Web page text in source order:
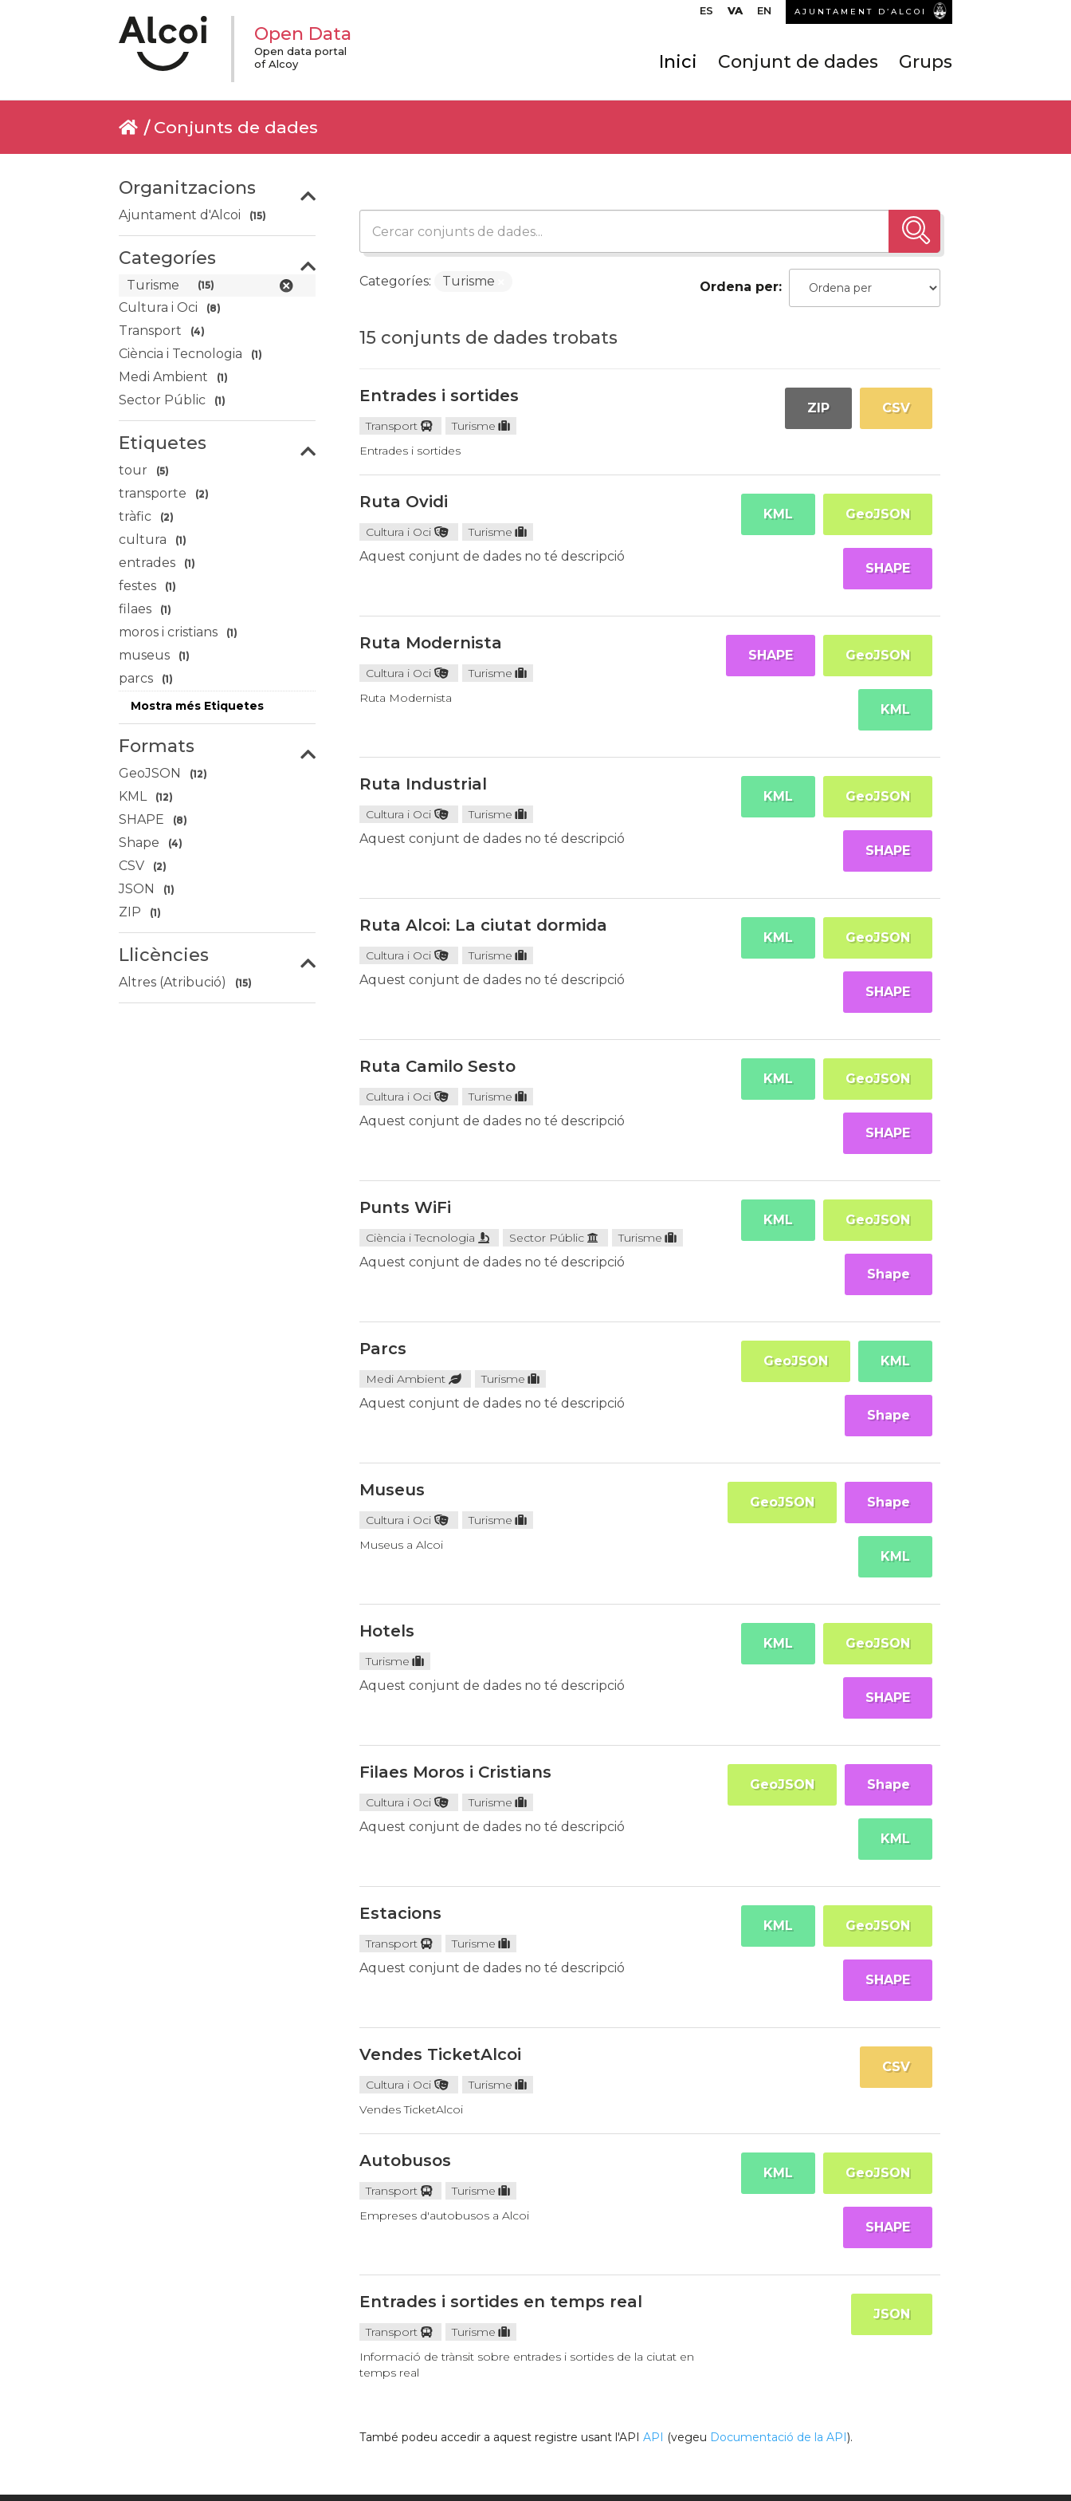
ES VA EN AJUNTAMENT D’ALCOI
Open Data
Open data portal
of Alcoy
Inici Conjunt de dades Grups
Conjunts de dades
Organitzacions
Ajuntament d'Alcoi (15)
Categoríes
Turisme (15)
Cultura i Oci (8)
Transport (4)
Ciència i Tecnologia (1)
Medi Ambient (1)
Sector Públic (1)
Etiquetes
tour (5)
transporte (2)
tràfic (2)
cultura (1)
entrades (1)
festes (1)
filaes (1)
moros i cristians (1)
museus (1)
parcs (1)
Mostra més Etiquetes
Formats
GeoJSON (12)
KML (12)
SHAPE (8)
Shape (4)
CSV (2)
JSON (1)
ZIP (1)
Llicències
Altres (Atribució) (15)
Ordena per
15 conjunts de dades trobats
Categoríes: Turisme
Entrades i sortides
Transport
Turisme
Entrades i sortides
CSV
ZIP
Ruta Ovidi
Cultura i Oci Turisme
Aquest conjunt de dades no té descripció
GeoJSON
KML
SHAPE
Ruta Modernista
Cultura i Oci
Turisme
Ruta Modernista
GeoJSON
SHAPE
KML
Ruta Industrial
Cultura i Oci Turisme
Aquest conjunt de dades no té descripció
GeoJSON
KML
SHAPE
Ruta Alcoi: La ciutat dormida
Cultura i Oci Turisme
Aquest conjunt de dades no té descripció
GeoJSON
KML
SHAPE
Ruta Camilo Sesto
Cultura i Oci Turisme
Aquest conjunt de dades no té descripció
GeoJSON
KML
SHAPE
Punts WiFi
Ciència i Tecnologia Sector Públic Turisme
Aquest conjunt de dades no té descripció
GeoJSON
KML
Shape
Parcs
Medi Ambient Turisme
Aquest conjunt de dades no té descripció
KML
GeoJSON
Shape
Museus
Cultura i Oci
Turisme
Museus a Alcoi
Shape
GeoJSON
KML
Hotels
Turisme
Aquest conjunt de dades no té descripció
GeoJSON
KML
SHAPE
Filaes Moros i Cristians
Cultura i Oci Turisme
Aquest conjunt de dades no té descripció
Shape
GeoJSON
KML
Estacions
Transport Turisme
Aquest conjunt de dades no té descripció
GeoJSON
KML
SHAPE
Vendes TicketAlcoi
Cultura i Oci
Turisme
Vendes TicketAlcoi
CSV
Autobusos
Transport
Turisme
Empreses d'autobusos a Alcoi
GeoJSON
KML
SHAPE
Entrades i sortides en temps real
Transport
Turisme
Informació de trànsit sobre entrades i sortides de la ciutat en
temps real
JSON
També podeu accedir a aquest registre usant l'API API (vegeu Documentació de la API).